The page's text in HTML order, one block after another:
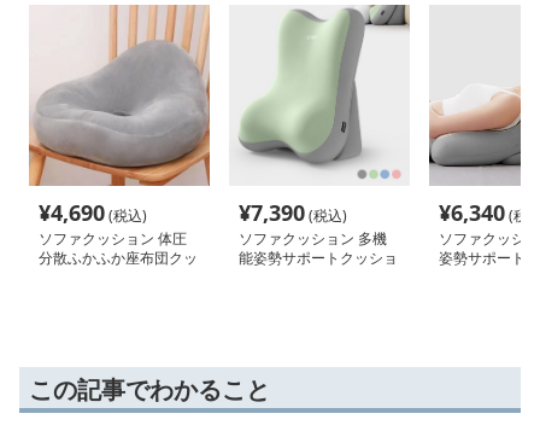
¥4,690(税込)
ソファクッション 体圧
分散ふかふか座布団クッ
¥7,390(税込)
ソファクッション 多機
能姿勢サポートクッショ
¥6,340(税
ソファクッシ
姿勢サポート
この記事でわかること